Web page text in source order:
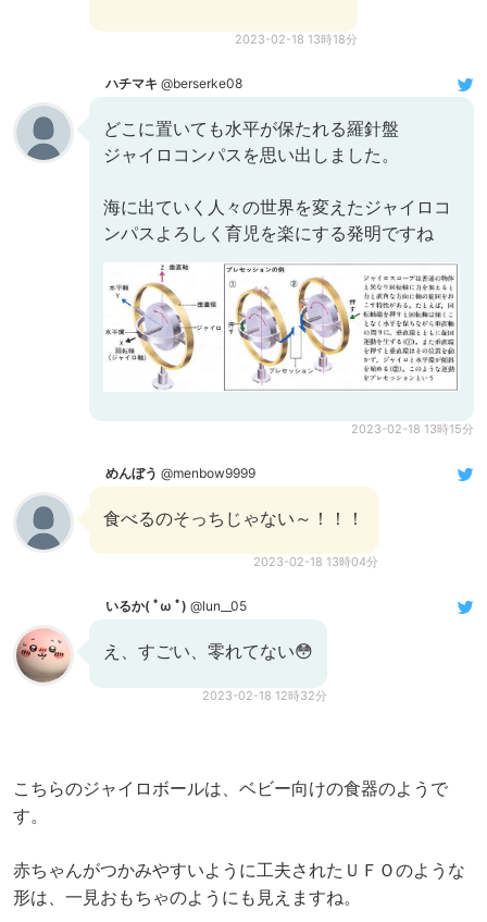
2023-02-18 13時18分
ハチマキ @berserke08
どこに置いても水平が保たれる羅針盤
ジャイロコンパスを思い出しました。
海に出ていく人々の世界を変えたジャイロコ
ンパスよろしく育児を楽にする発明ですね
2023-02-18 13時15分
めんぼう @menbow9999
食べるのそっちじゃない～！！！
2023-02-18 13時04分
いるか( ﾟω ﾟ) @lun__05
え、すごい、零れてない😳
2023-02-18 12時32分
こちらのジャイロボールは、ベビー向けの食器のようで
す。
赤ちゃんがつかみやすいように工夫されたＵＦＯのような
形は、一見おもちゃのようにも見えますね。